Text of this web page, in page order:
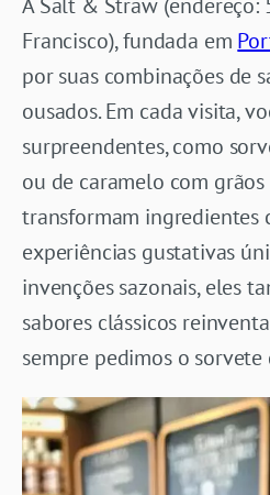
Francisco), fundada em
por suas combinações de
ousados. Em cada visita,
surpreendentes, como
ou de caramelo com
transformam ingredientes
experiências gustativas
invenções sazonais, eles
sabores clássicos
sempre pedimos o sorvete